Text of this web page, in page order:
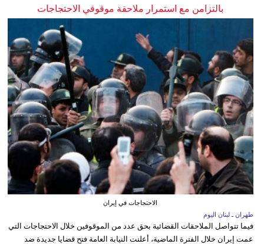
بالتزامن مع استمرار ملاحقة موقوفي الاحتجاجات
الاحتجاجات في إيران
طهران ـ لبنان اليوم
فيما تتواصل الملاحقات القضائية بحق عدد من الموقوفين خلال الاحتجاجات التي
عمت إيران خلال الفترة الماضية، أعلنت النيابة العامة فتح قضايا جديدة ضد